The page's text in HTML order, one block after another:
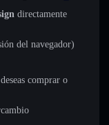
directamente
del navegador)
comprar o